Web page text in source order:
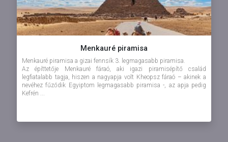
Menkauré piramisa
Menkauré piramisa a gizai fennsík 3. legmagasabb piramisa.
Az építtetője Menkauré fáraó, aki igazi piramisépítő család
legfiatalabb tagja, hiszen a nagyapja volt Kheopsz fáraó – akinek a
nevéhez fűződik Egyiptom legmagasabb piramisa -, az apja pedig
Kefrén ...